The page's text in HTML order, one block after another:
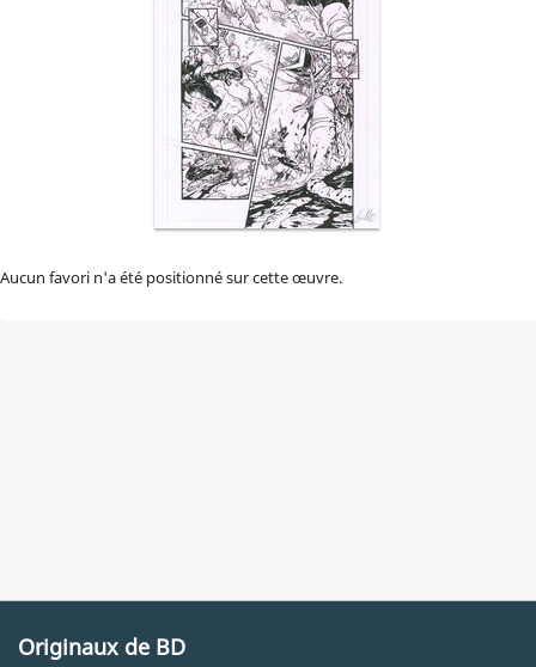
Aucun favori n'a été positionné sur cette œuvre.
Originaux de BD